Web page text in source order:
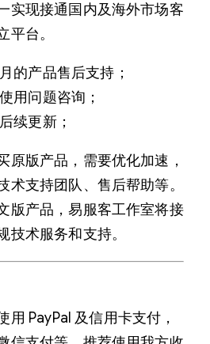
实现接通国内及海外市场客
平台。
的产品售后支持；
用问题咨询；
续更新；
原版产品，需要优化加速，
术支持团队、售后帮助等。
版产品，易服客工作室将接
技术服务和支持。
用 PayPal 及信用卡支付，